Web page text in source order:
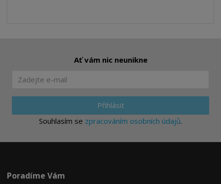
Ať vám nic neunikne
Přihlásit
Souhlasím se zpracováním osobních údajů.
Poradíme Vám